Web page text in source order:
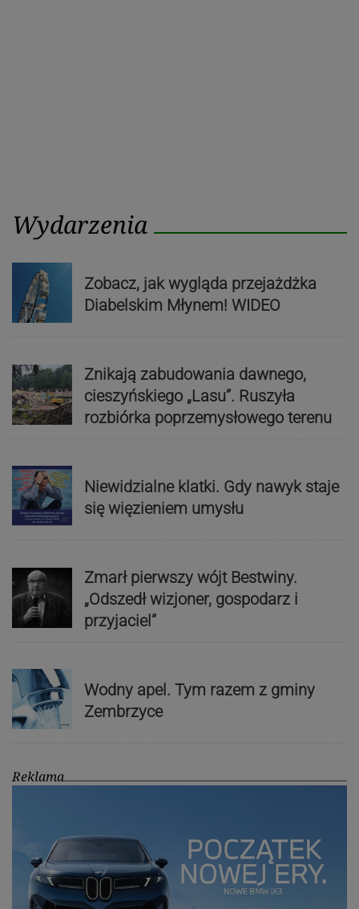
Wydarzenia
Zobacz, jak wygląda przejażdżka
Diabelskim Młynem! WIDEO
Znikają zabudowania dawnego,
cieszyńskiego „Lasu”. Ruszyła
rozbiórka poprzemysłowego terenu
Niewidzialne klatki. Gdy nawyk staje
się więzieniem umysłu
Zmarł pierwszy wójt Bestwiny.
„Odszedł wizjoner, gospodarz i
przyjaciel”
Wodny apel. Tym razem z gminy
Zembrzyce
Reklama